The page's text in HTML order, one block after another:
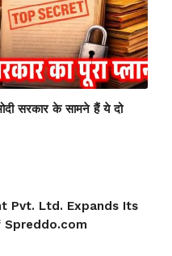
सरकार के सामने हैं ये दो
Pvt. Ltd. Expands Its